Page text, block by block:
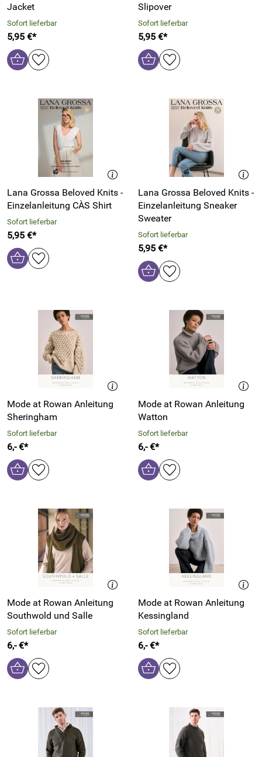
Jacket
Sofort lieferbar
5,95 €*
Slipover
Sofort lieferbar
5,95 €*
Lana Grossa Beloved Knits -
Einzelanleitung CÀS Shirt
Sofort lieferbar
5,95 €*
Lana Grossa Beloved Knits -
Einzelanleitung Sneaker
Sweater
Sofort lieferbar
5,95 €*
Mode at Rowan Anleitung
Sheringham
Sofort lieferbar
6,- €*
Mode at Rowan Anleitung
Watton
Sofort lieferbar
6,- €*
Mode at Rowan Anleitung
Southwold und Salle
Sofort lieferbar
6,- €*
Mode at Rowan Anleitung
Kessingland
Sofort lieferbar
6,- €*